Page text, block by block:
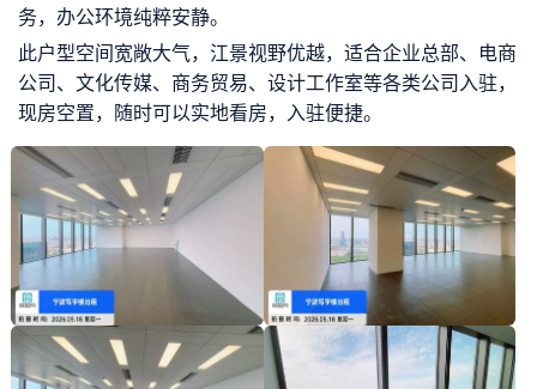
务，办公环境纯粹安静。
此户型空间宽敞大气，江景视野优越，适合企业总部、电商
公司、文化传媒、商务贸易、设计工作室等各类公司入驻，
现房空置，随时可以实地看房，入驻便捷。